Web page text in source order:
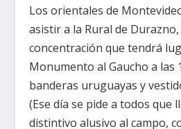
Los orientales de
asistir a la Rural de
concentración que tendrá
Monumento al Gaucho a las
banderas uruguayas y
(Ese día se pide a todos que
distintivo alusivo al campo,